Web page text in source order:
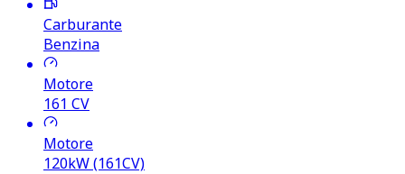
Carburante
Benzina
Motore
161 CV
Motore
120kW (161CV)